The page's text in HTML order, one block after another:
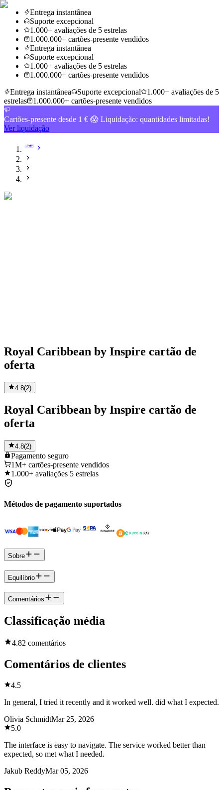
Entrega instantânea
Suporte excepcional
1.000+ avaliações de 5 estrelas
1.000.000+ cartões-presente vendidos
Entrega instantânea
Suporte excepcional
1.000+ avaliações de 5 estrelas
1.000.000+ cartões-presente vendidos
Entrega instantânea
Suporte excepcional
1.000+ avaliações de 5
estrelas
1.000.000+ cartões-presente vendidos
Cartões-presente desde 1 € 😱 Liquidação: quantidades limitadas!
Ver liquidação
Royal Caribbean by Inspire cartão de
oferta
4.8(2)
Royal Caribbean by Inspire cartão de
oferta
4.8(2)
Pagamento seguro
1M+ cartões-presente vendidos
1.000+ avaliações 5 estrelas
Métodos de pagamento suportados
Sobre
Equilíbrio
Comentários
Classificação média
4.82 comentários
Comentários de clientes
4.5
In general, I tried it recently and it worked well. did what I expected.
Olivia SchmidtMar 25, 2026
5.0
The interface is easy to navigate. The service worked better than
expected, so met what I needed.
Jakub ReddyMar 05, 2026